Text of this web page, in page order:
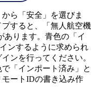
ら「安全」を選びま
すると、「無人航空機
あります。青色の「イ
ンするように求められ
ンを行ってください。
「インポート済み」と
ートIDの書き込み作